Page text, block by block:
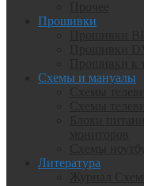
Прошивки
Схемы и мануалы
Литература